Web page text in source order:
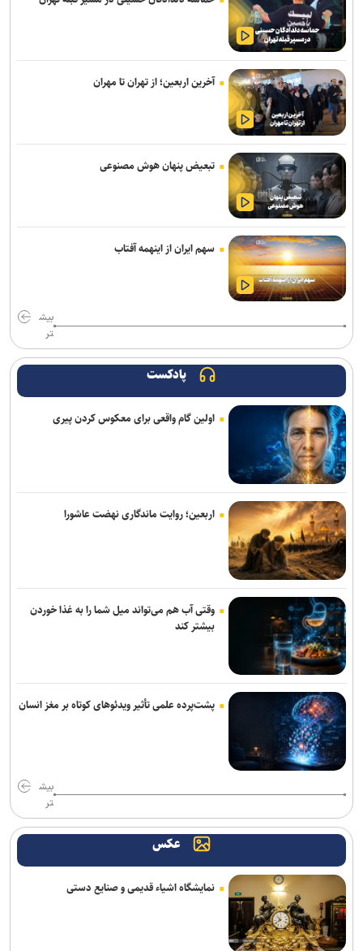
آخرین اربعین؛ از تهران تا مهران
تبعیض پنهان هوش مصنوعی
سهم ایران از اینهمه آفتاب
بیش
تر
پادکست
اولین گام واقعی برای معکوس کردن پیری
اربعین؛ روایت ماندگاری نهضت عاشورا
وقتی آب هم می‌تواند میل شما را به غذا خوردن
بیشتر کند
پشت‌پرده علمی تأثیر ویدئو‌های کوتاه بر مغز انسان
بیش
تر
عکس
نمایشگاه اشیاء قدیمی و صنایع دستی